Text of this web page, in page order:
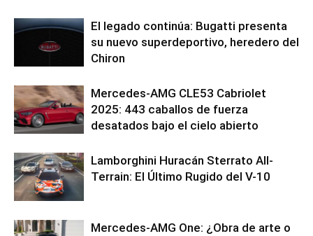
El legado continúa: Bugatti presenta
su nuevo superdeportivo, heredero del
Chiron
Mercedes-AMG CLE53 Cabriolet
2025: 443 caballos de fuerza
desatados bajo el cielo abierto
Lamborghini Huracán Sterrato All-
Terrain: El Último Rugido del V-10
Mercedes-AMG One: ¿Obra de arte o